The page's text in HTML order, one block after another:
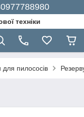
техніки
для пилососів